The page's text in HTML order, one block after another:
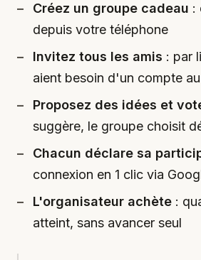
Créez un groupe cadeau :
depuis votre téléphone
Invitez tous les amis : par
aient besoin d'un compte
Proposez des idées et
suggère, le groupe choisit
Chacun déclare sa
connexion en 1 clic via
L'organisateur achète :
atteint, sans avancer seul